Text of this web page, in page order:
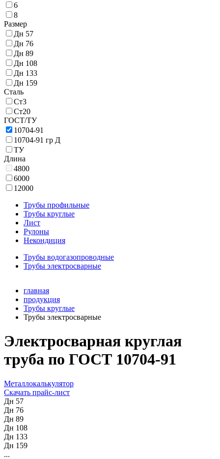
6
8
Размер
Дн 57
Дн 76
Дн 89
Дн 108
Дн 133
Дн 159
Сталь
Ст3
Ст20
ГОСТ/ТУ
10704-91
10704-91 гр Д
ТУ
Длина
4800
6000
12000
Трубы профильные
Трубы круглые
Лист
Рулоны
Некондиция
Трубы водогазопроводные
Трубы электросварные
главная
продукция
Трубы круглые
Трубы электросварные
Электросварная круглая
труба по ГОСТ 10704-91
Металлокалькулятор
Скачать прайс-лист
Дн 57
Дн 76
Дн 89
Дн 108
Дн 133
Дн 159
...